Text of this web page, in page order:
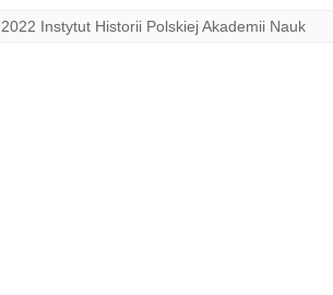
Instytut Historii Polskiej Akademii Nauk